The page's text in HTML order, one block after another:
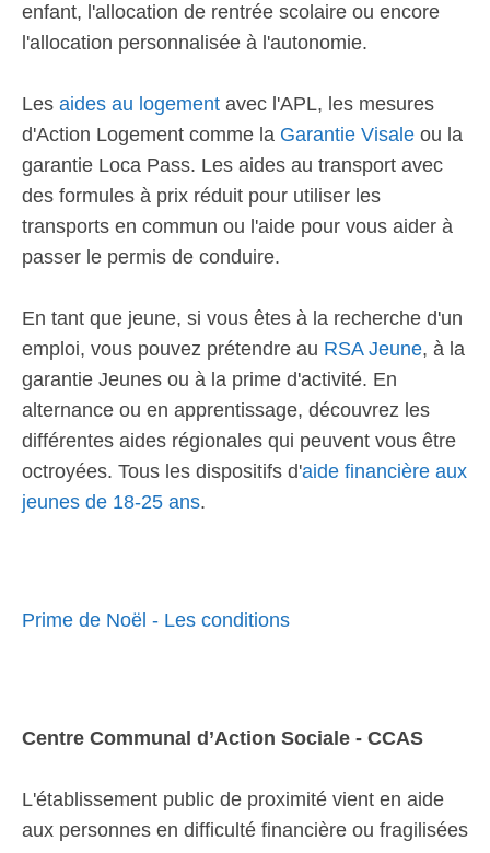
enfant, l'allocation de rentrée scolaire ou encore
l'allocation personnalisée à l'autonomie.
Les aides au logement avec l'APL, les mesures
d'Action Logement comme la Garantie Visale ou la
garantie Loca Pass. Les aides au transport avec
des formules à prix réduit pour utiliser les
transports en commun ou l'aide pour vous aider à
passer le permis de conduire.
En tant que jeune, si vous êtes à la recherche d'un
emploi, vous pouvez prétendre au RSA Jeune, à la
garantie Jeunes ou à la prime d'activité. En
alternance ou en apprentissage, découvrez les
différentes aides régionales qui peuvent vous être
octroyées. Tous les dispositifs d'aide financière aux
jeunes de 18-25 ans.
Prime de Noël - Les conditions
Centre Communal d’Action Sociale - CCAS
L'établissement public de proximité vient en aide
aux personnes en difficulté financière ou fragilisées